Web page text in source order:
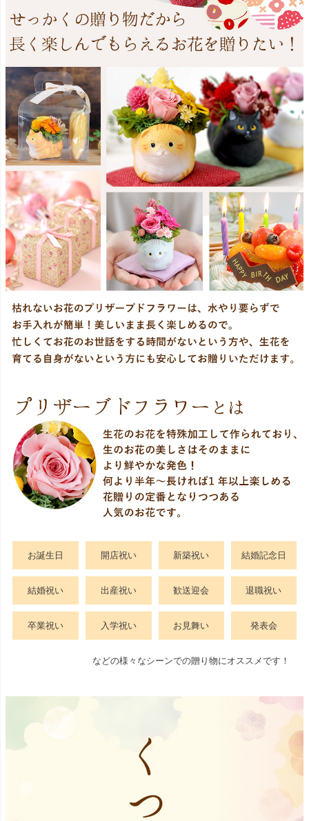
お誕生日 開店祝い 新築祝い 結婚記念日
結婚祝い 出産祝い 歓送迎会 退職祝い
卒業祝い 入学祝い お見舞い 発表会
などの様々なシーンでの贈り物にオススメです！